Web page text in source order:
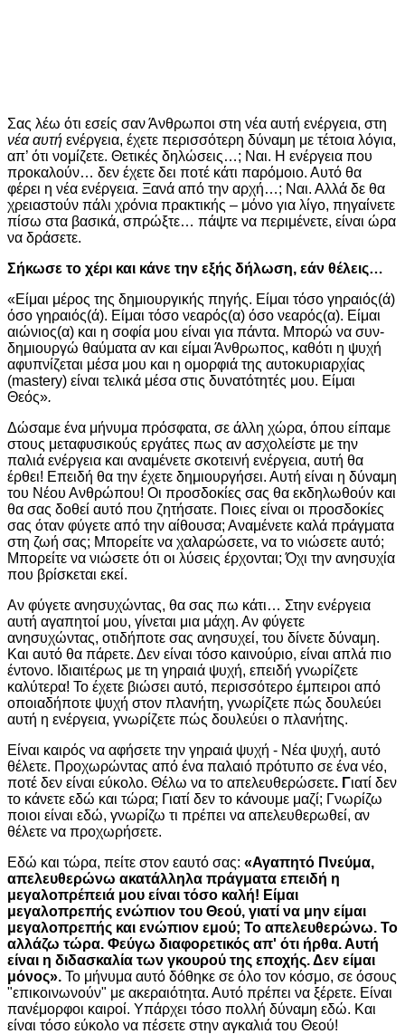
Σας λέω ότι εσείς σαν Άνθρωποι στη νέα αυτή ενέργεια, στη
νέα αυτή ενέργεια, έχετε περισσότερη δύναμη με τέτοια λόγια,
απ’ ότι νομίζετε. Θετικές δηλώσεις…; Ναι. Η ενέργεια που
προκαλούν… δεν έχετε δει ποτέ κάτι παρόμοιο. Αυτό θα
φέρει η νέα ενέργεια. Ξανά από την αρχή…; Ναι. Αλλά δε θα
χρειαστούν πάλι χρόνια πρακτικής – μόνο για λίγο, πηγαίνετε
πίσω στα βασικά, σπρώξτε… πάψτε να περιμένετε, είναι ώρα
να δράσετε.
Σήκωσε το χέρι και κάνε την εξής δήλωση, εάν θέλεις…
«Είμαι μέρος της δημιουργικής πηγής. Είμαι τόσο γηραιός(ά)
όσο γηραιός(ά). Είμαι τόσο νεαρός(α) όσο νεαρός(α). Είμαι
αιώνιος(α) και η σοφία μου είναι για πάντα. Μπορώ να συν-
δημιουργώ θαύματα αν και είμαι Άνθρωπος, καθότι η ψυχή
αφυπνίζεται μέσα μου και η ομορφιά της αυτοκυριαρχίας
(mastery) είναι τελικά μέσα στις δυνατότητές μου. Είμαι
Θεός».
Δώσαμε ένα μήνυμα πρόσφατα, σε άλλη χώρα, όπου είπαμε
στους μεταφυσικούς εργάτες πως αν ασχολείστε με την
παλιά ενέργεια και αναμένετε σκοτεινή ενέργεια, αυτή θα
έρθει! Επειδή θα την έχετε δημιουργήσει. Αυτή είναι η δύναμη
του Νέου Ανθρώπου! Οι προσδοκίες σας θα εκδηλωθούν και
θα σας δοθεί αυτό που ζητήσατε. Ποιες είναι οι προσδοκίες
σας όταν φύγετε από την αίθουσα; Αναμένετε καλά πράγματα
στη ζωή σας; Μπορείτε να χαλαρώσετε, να το νιώσετε αυτό;
Μπορείτε να νιώσετε ότι οι λύσεις έρχονται; Όχι την ανησυχία
που βρίσκεται εκεί.
Αν φύγετε ανησυχώντας, θα σας πω κάτι… Στην ενέργεια
αυτή αγαπητοί μου, γίνεται μια μάχη. Αν φύγετε
ανησυχώντας, οτιδήποτε σας ανησυχεί, του δίνετε δύναμη.
Και αυτό θα πάρετε. Δεν είναι τόσο καινούριο, είναι απλά πιο
έντονο. Ιδιαιτέρως με τη γηραιά ψυχή, επειδή γνωρίζετε
καλύτερα! Το έχετε βιώσει αυτό, περισσότερο έμπειροι από
οποιαδήποτε ψυχή στον πλανήτη, γνωρίζετε πώς δουλεύει
αυτή η ενέργεια, γνωρίζετε πώς δουλεύει ο πλανήτης.
Είναι καιρός να αφήσετε την γηραιά ψυχή - Νέα ψυχή, αυτό
θέλετε. Προχωρώντας από ένα παλαιό πρότυπο σε ένα νέο,
ποτέ δεν είναι εύκολο. Θέλω να το απελευθερώσετε. Γιατί δεν
το κάνετε εδώ και τώρα; Γιατί δεν το κάνουμε μαζί; Γνωρίζω
ποιοι είναι εδώ, γνωρίζω τι πρέπει να απελευθερωθεί, αν
θέλετε να προχωρήσετε.
Εδώ και τώρα, πείτε στον εαυτό σας: «Αγαπητό Πνεύμα,
απελευθερώνω ακατάλληλα πράγματα επειδή η
μεγαλοπρέπειά μου είναι τόσο καλή! Είμαι
μεγαλοπρεπής ενώπιον του Θεού, γιατί να μην είμαι
μεγαλοπρεπής και ενώπιον εμού; Το απελευθερώνω. Το
αλλάζω τώρα. Φεύγω διαφορετικός απ' ότι ήρθα. Αυτή
είναι η διδασκαλία των γκουρού της εποχής. Δεν είμαι
μόνος». Το μήνυμα αυτό δόθηκε σε όλο τον κόσμο, σε όσους
"επικοινωνούν" με ακεραιότητα. Αυτό πρέπει να ξέρετε. Είναι
πανέμορφοι καιροί. Υπάρχει τόσο πολλή δύναμη εδώ. Και
είναι τόσο εύκολο να πέσετε στην αγκαλιά του Θεού!